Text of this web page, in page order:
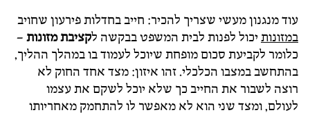
עוד מנגנון מעשי שצריך להכיר: חייב בחדלות פירעון שחויב
במזונותיכול לפנות לבית המשפט בבקשה לקציבת מזונות –
כלומר לקביעת סכום מופחת שיוכל לעמוד בו במהלך ההליך,
בהתחשב במצבו הכלכלי. זהו איזון: מצד אחד החוק לא
רוצה לשבור את החייב כך שלא יוכל לשקם את עצמו
לעולם, ומצד שני הוא לא מאפשר לו להתחמק מאחריותו